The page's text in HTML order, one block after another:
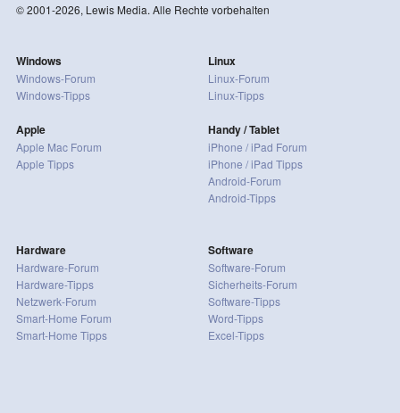
© 2001-2026, Lewis Media. Alle Rechte vorbehalten
Windows
Windows-Forum
Windows-Tipps
Apple
Apple Mac Forum
Apple Tipps
Linux
Linux-Forum
Linux-Tipps
Handy / Tablet
iPhone / iPad Forum
iPhone / iPad Tipps
Android-Forum
Android-Tipps
Hardware
Hardware-Forum
Hardware-Tipps
Netzwerk-Forum
Smart-Home Forum
Smart-Home Tipps
Software
Software-Forum
Sicherheits-Forum
Software-Tipps
Word-Tipps
Excel-Tipps